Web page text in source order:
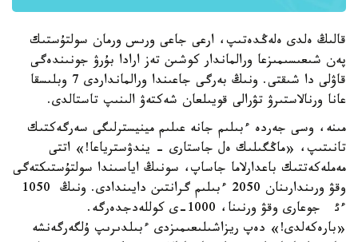
قالىڭ ەلدى ەلەڭدەتىپ، ارعى جاعى ورىس ورمان سولتۇستىك
پەن شىعىسىمىزعا ورالماندار كوشىن تەز ارادا بۇرۋ جونىندەگى
قاۋلى دا شىقتى. ونىڭ بەرگى جاعىندا ورالمانداردى 7 وبلىسقا
عانا ورنالاستىرۋ تۋرالى قويىلعان شەكتەۋ الىنىپ تاستالدى.
مىنە، وسى جەردە ءبىلىم جانە عىلىم مينيسترلىگى سەرگەكتىك
تانىتىپ، «ماڭگىلىك ەل جاستارى - يندۋسترياعا!» اتتى
مەملەكەتتىك باعدارلاما جاساپ، سونىڭ اياسىندا سولتۇستىكتەگى
ءئ جوعارى وقۋ ورنىنا، 1000-ى كوللەدجدەرگە.
«بارەكەلدى!» دەپ ريزاشىلىعىمىزدى ءبىلدىرىپ ۇلگەرگەنشە